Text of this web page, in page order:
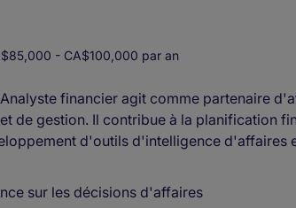
- CA$100,000 par an
financier agit comme partenaire
de gestion. Il contribue à la planification
d'outils d'intelligence d'affaires
sur les décisions d'affaires